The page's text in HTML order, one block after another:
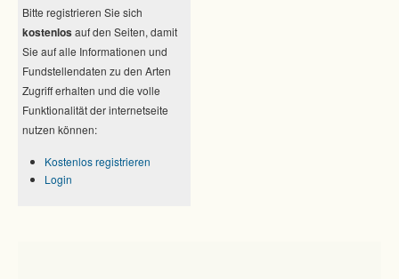
Bitte registrieren Sie sich
kostenlos auf den Seiten, damit
Sie auf alle Informationen und
Fundstellendaten zu den Arten
Zugriff erhalten und die volle
Funktionalität der internetseite
nutzen können:
Kostenlos registrieren
Login